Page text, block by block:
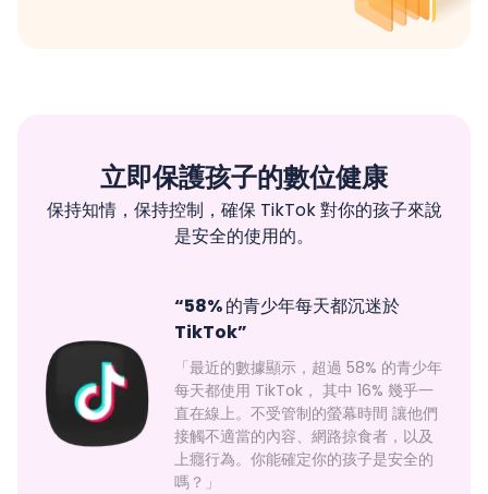
立即保護孩子的數位健康
保持知情，保持控制，確保 TikTok 對你的孩子來說
是安全的使用的。
“58% 的青少年每天都沉迷於
TikTok”
「最近的數據顯示，超過 58% 的青少年
每天都使用 TikTok， 其中 16% 幾乎一
直在線上。不受管制的螢幕時間 讓他們
接觸不適當的內容、網路掠食者，以及
上癮行為。你能確定你的孩子是安全的
嗎？」